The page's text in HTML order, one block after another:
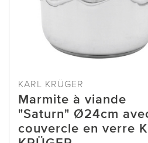
KARL KRÜGER
Marmite à viande
"Saturn" Ø24cm
couvercle en verre